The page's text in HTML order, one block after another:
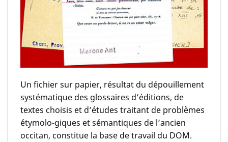
Un fichier sur papier, résultat du dépouillement
systématique des glossaires d’éditions, de
textes choisis et d’études traitant de problèmes
étymolo-giques et sémantiques de l’ancien
occitan, constitue la base de travail du DOM.